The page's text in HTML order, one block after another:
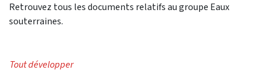
Retrouvez tous les documents relatifs au groupe Eaux
souterraines.
Tout développer